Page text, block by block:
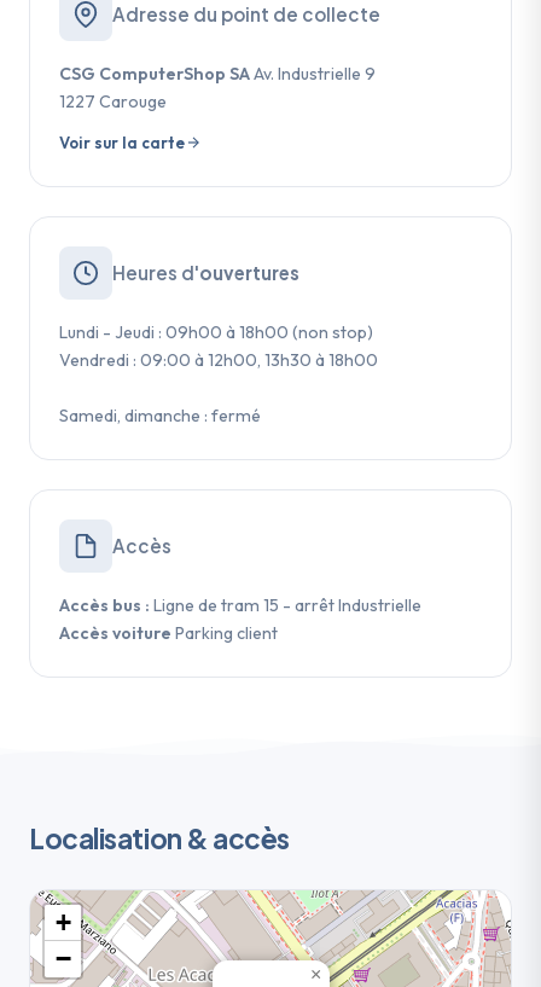
Adresse du point de collecte
CSG ComputerShop SAAv. Industrielle 9
1227 Carouge
Voir sur la carte
Heures d'ouvertures
Lundi - Jeudi : 09h00 à 18h00 (non stop)
Vendredi : 09:00 à 12h00, 13h30 à 18h00
Samedi, dimanche : fermé
Accès
Accès bus : Ligne de tram 15 - arrêt Industrielle
Accès voiture Parking client
Localisation & accès
×
+
−